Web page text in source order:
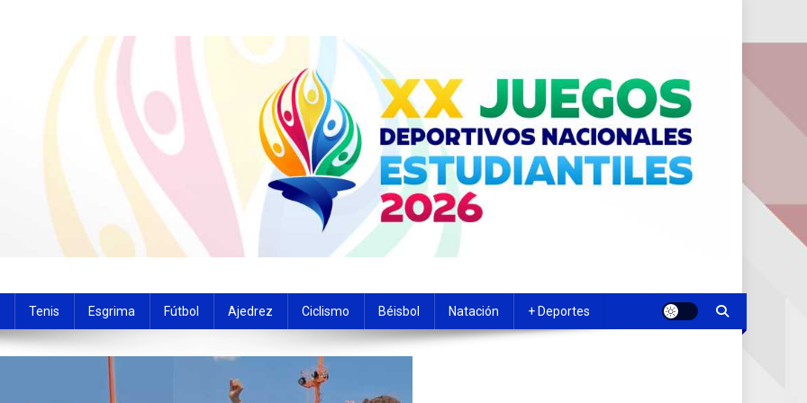
Tenis Esgrima Fútbol Ajedrez Ciclismo Béisbol Natación + Deportes